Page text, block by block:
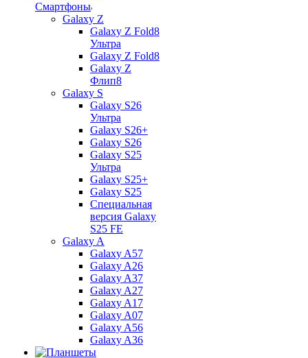
Смартфоны
Galaxy Z
Galaxy Z Fold8
Ультра
Galaxy Z Fold8
Galaxy Z
Флип8
Galaxy S
Galaxy S26
Ультра
Galaxy S26+
Galaxy S26
Galaxy S25
Ультра
Galaxy S25+
Galaxy S25
Специальная
версия Galaxy
S25 FE
Galaxy A
Galaxy A57
Galaxy A26
Galaxy A37
Galaxy A27
Galaxy A17
Galaxy A07
Galaxy A56
Galaxy A36